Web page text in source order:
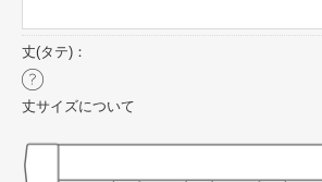
丈(タテ)：
丈サイズについて